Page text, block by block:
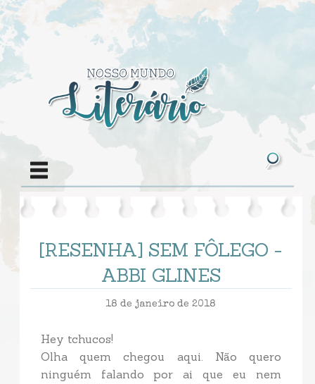
[RESENHA] SEM FÔLEGO -
ABBI GLINES
18 de janeiro de 2018
Hey tchucos!
Olha quem chegou aqui. Não quero
ninguém falando por ai que eu nem